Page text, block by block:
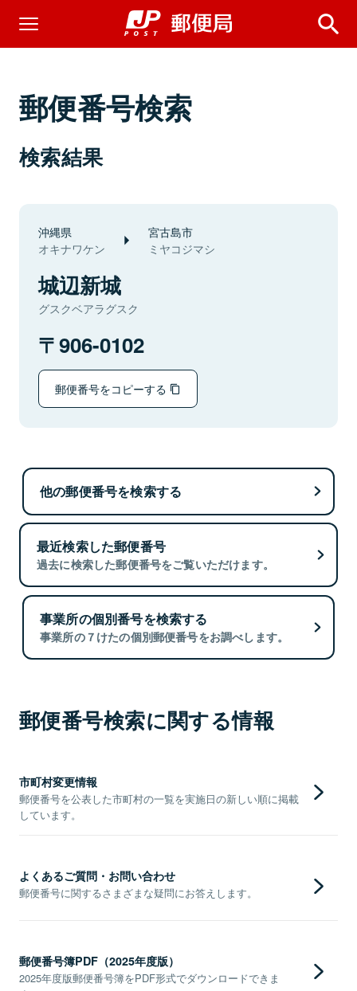
郵便番号検索
検索結果
沖縄県
オキナワケン
宮古島市
ミヤコジマシ
城辺新城
グスクベアラグスク
906-0102
郵便番号をコピーする
他の郵便番号を検索する
最近検索した郵便番号
過去に検索した郵便番号をご覧いただけます。
事業所の個別番号を検索する
事業所の７けたの個別郵便番号をお調べします。
郵便番号検索に関する情報
市町村変更情報
郵便番号を公表した市町村の一覧を実施日の新しい順に掲載
しています。
よくあるご質問・お問い合わせ
郵便番号に関するさまざまな疑問にお答えします。
郵便番号簿PDF（2025年度版）
2025年度版郵便番号簿をPDF形式でダウンロードできま